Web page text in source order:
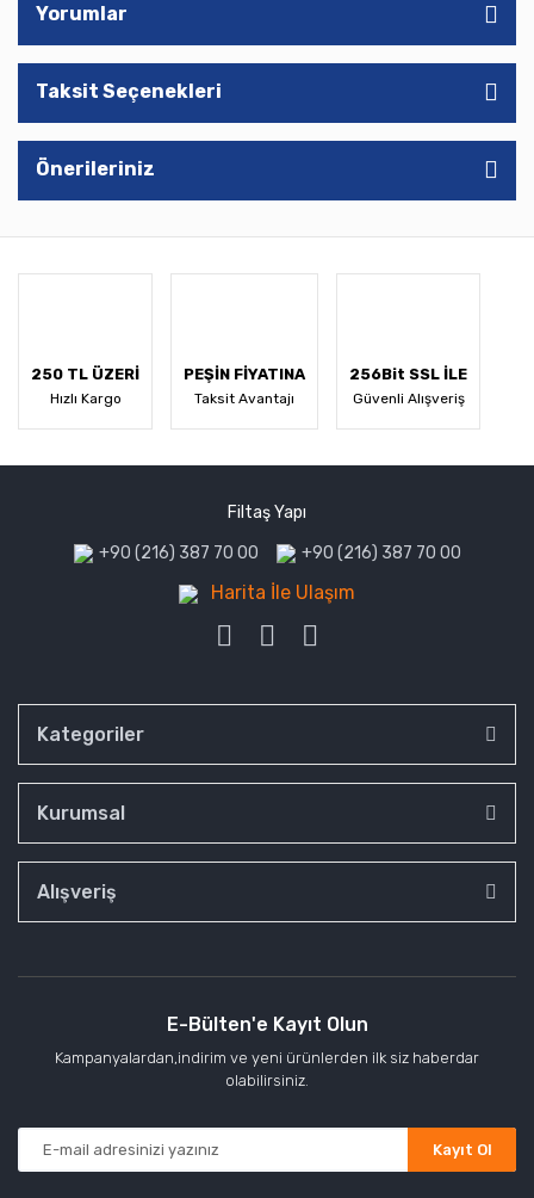
Yorumlar
Taksit Seçenekleri
Önerileriniz
250 TL ÜZERİ
Hızlı Kargo
PEŞİN FİYATINA
Taksit Avantajı
256Bit SSL İLE
Güvenli Alışveriş
Filtaş Yapı
+90 (216) 387 70 00 +90 (216) 387 70 00
Harita İle Ulaşım
Kategoriler
Kurumsal
Alışveriş
E-Bülten'e Kayıt Olun
Kampanyalardan,indirim ve yeni ürünlerden ilk siz haberdar
olabilirsiniz.
Kayıt Ol